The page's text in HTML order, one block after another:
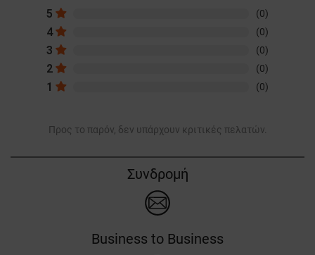
5 (0)
4 (0)
3 (0)
2 (0)
1 (0)
Προς το παρόν, δεν υπάρχουν κριτικές πελατών.
Συνδρομή
Business to Business